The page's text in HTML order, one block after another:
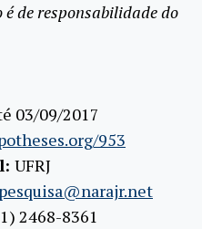
de responsabilidade do
03/09/2017
953
UFRJ
pesquisa@narajr.net
2468-8361